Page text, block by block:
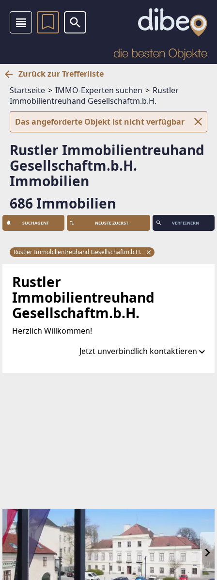
Zurück zur Trefferliste
Startseite
IMMO-Experten suchen
Rustler
Immobilientreuhand Gesellschaftm.b.H.
Das angeforderte Objekt ist nicht verfügbar
Rustler Immobilientreuhand
Gesellschaftm.b.H.
Immobilien
686 Immobilien
SUCHAGENT VERFEINERN
Rustler Immobilientreuhand Gesellschaftm.b.H.
Rustler
Immobilientreuhand
Gesellschaftm.b.H.
Herzlich Willkommen!
Jetzt unverbindlich kontaktieren